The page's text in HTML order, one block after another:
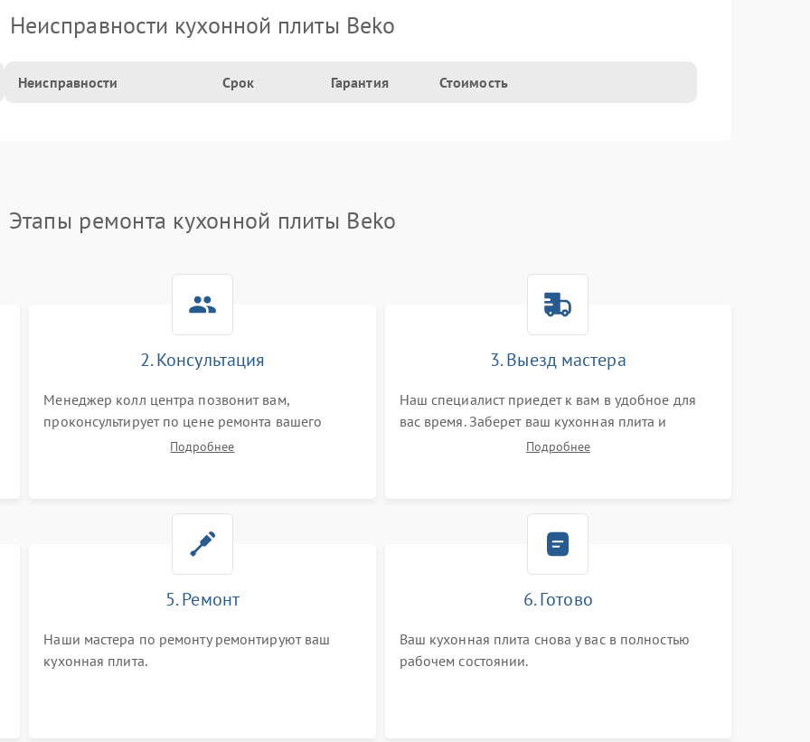
Неисправности кухонной плиты Beko
Неисправности Срок Гарантия Стоимость
Этапы ремонта кухонной плиты Beko
2. Консультация
Менеджер колл центра позвонит вам,
проконсультирует по цене ремонта вашего
кухонной плиты а также ответит на все ваши
Подробнее
3. Выезд мастера
Наш специалист приедет к вам в удобное для
вас время. Заберет ваш кухонная плита и
привезет на склад для диагностики.
Подробнее
5. Ремонт
Наши мастера по ремонту ремонтируют ваш
кухонная плита.
6. Готово
Ваш кухонная плита снова у вас в полностью
рабочем состоянии.